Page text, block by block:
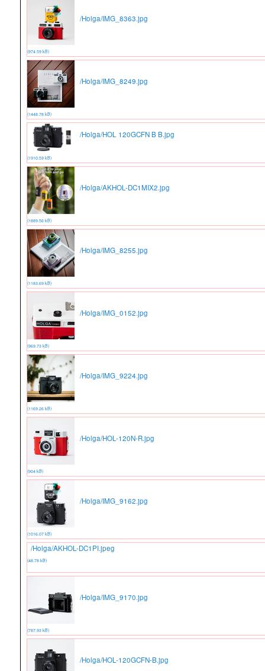
/Holga/IMG_8363.jpg
(974.59 kB)
/Holga/IMG_8249.jpg
(1448.78 kB)
/Holga/HOL 120GCFN B B.jpg
(1910.59 kB)
/Holga/AKHOL-DC1MIX2.jpg
(1889.56 kB)
/Holga/IMG_8255.jpg
(1183.69 kB)
/Holga/IMG_0152.jpg
(969.73 kB)
/Holga/IMG_9224.jpg
(1169.26 kB)
/Holga/HOL-120N-R.jpg
(904 kB)
/Holga/IMG_9162.jpg
(1016.07 kB)
/Holga/AKHOL-DC1PI.jpeg
(48.78 kB)
/Holga/IMG_9170.jpg
(787.93 kB)
/Holga/HOL-120GCFN-B.jpg